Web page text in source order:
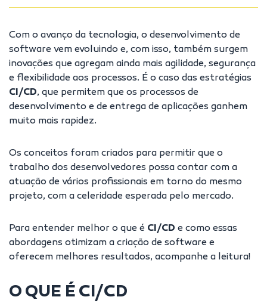
Com o avanço da tecnologia, o desenvolvimento de
software vem evoluindo e, com isso, também surgem
inovações que agregam ainda mais agilidade, segurança
e flexibilidade aos processos. É o caso das estratégias
CI/CD, que permitem que os processos de
desenvolvimento e de entrega de aplicações ganhem
muito mais rapidez.
Os conceitos foram criados para permitir que o
trabalho dos desenvolvedores possa contar com a
atuação de vários profissionais em torno do mesmo
projeto, com a celeridade esperada pelo mercado.
Para entender melhor o que é CI/CD e como essas
abordagens otimizam a criação de software e
oferecem melhores resultados, acompanhe a leitura!
O QUE É CI/CD